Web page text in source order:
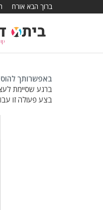
ברוך הבא אורח
באפשרותך
ברגע שסיימת
בצע פעולה זו